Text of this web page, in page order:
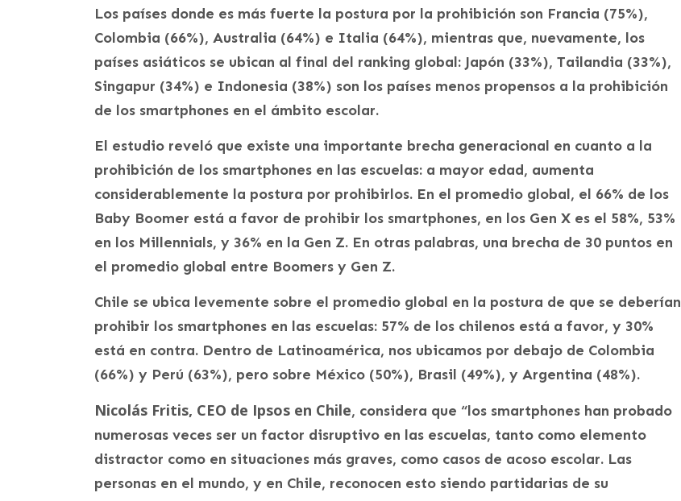
Los países donde es más fuerte la postura por la prohibición son Francia (75%),
Colombia (66%), Australia (64%) e Italia (64%), mientras que, nuevamente, los
países asiáticos se ubican al final del ranking global: Japón (33%), Tailandia (33%),
Singapur (34%) e Indonesia (38%) son los países menos propensos a la prohibición
de los smartphones en el ámbito escolar.
El estudio reveló que existe una importante brecha generacional en cuanto a la
prohibición de los smartphones en las escuelas: a mayor edad, aumenta
considerablemente la postura por prohibirlos. En el promedio global, el 66% de los
Baby Boomer está a favor de prohibir los smartphones, en los Gen X es el 58%, 53%
en los Millennials, y 36% en la Gen Z. En otras palabras, una brecha de 30 puntos en
el promedio global entre Boomers y Gen Z.
Chile se ubica levemente sobre el promedio global en la postura de que se deberían
prohibir los smartphones en las escuelas: 57% de los chilenos está a favor, y 30%
está en contra. Dentro de Latinoamérica, nos ubicamos por debajo de Colombia
(66%) y Perú (63%), pero sobre México (50%), Brasil (49%), y Argentina (48%).
Nicolás Fritis, CEO de Ipsos en Chile, considera que “los smartphones han probado
numerosas veces ser un factor disruptivo en las escuelas, tanto como elemento
distractor como en situaciones más graves, como casos de acoso escolar. Las
personas en el mundo, y en Chile, reconocen esto siendo partidarias de su